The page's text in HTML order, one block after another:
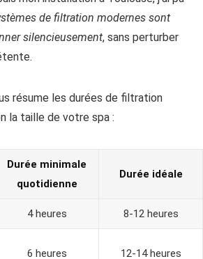
de filtration modernes sont
silencieusement, sans perturber
résume les durées de filtration
la taille de votre spa :
Durée minimale
quotidienne
Durée idéale
4 heures 8-12 heures
6 heures 12-14 heures